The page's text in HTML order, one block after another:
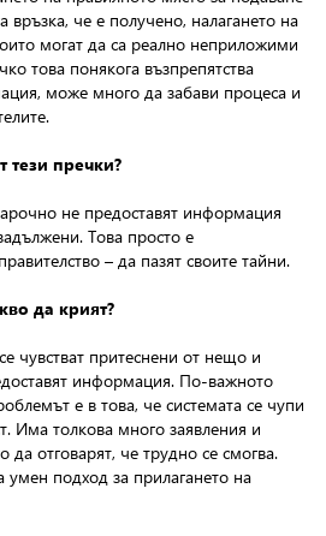
връзка, че е получено, налагането на
могат да са реално неприложими
това понякога възпрепятства
може много да забави процеса и
тези пречки?
не предоставят информация
Това просто е
– да пазят своите тайни.
да крият?
чувстват притеснени от нещо и
информация. По-важното
е в това, че системата се чупи
Има толкова много заявления и
да отговарят, че трудно се смогва.
подход за прилагането на